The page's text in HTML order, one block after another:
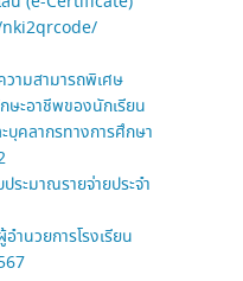
ามสามารถพิเศษ
ษะอาชีพของนักเรียน
บุคลากรทางการศึกษา
ระมาณรายจ่ายประจำ
นวยการโรงเรียน